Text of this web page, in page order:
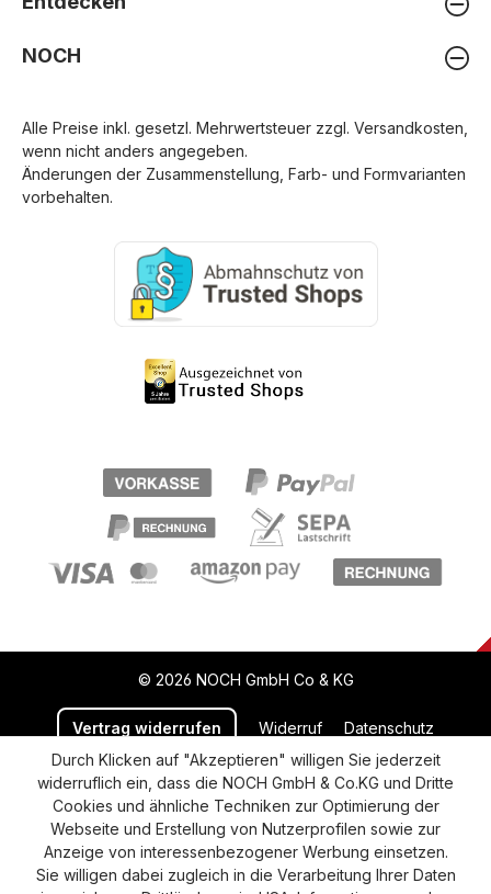
NOCH
Alle Preise inkl. gesetzl. Mehrwertsteuer zzgl. Versandkosten
wenn nicht anders angegeben.
Änderungen der Zusammenstellung, Farb- und Formvarianten
vorbehalten.
© 2026 NOCH GmbH Co & KG
Vertrag widerrufen Widerruf Datenschutz
Versand und Zahlung AGB
Impressum
Cookie-Einstellungen
Barrierefreiheitserklärung
Durch Klicken auf "Akzeptieren" willigen Sie jederzeit
widerruflich ein, dass die NOCH GmbH & Co.KG und Dritte
Cookies und ähnliche Techniken zur Optimierung der
Webseite und Erstellung von Nutzerprofilen sowie zur
Anzeige von interessenbezogener Werbung einsetzen.
Sie willigen dabei zugleich in die Verarbeitung Ihrer Daten